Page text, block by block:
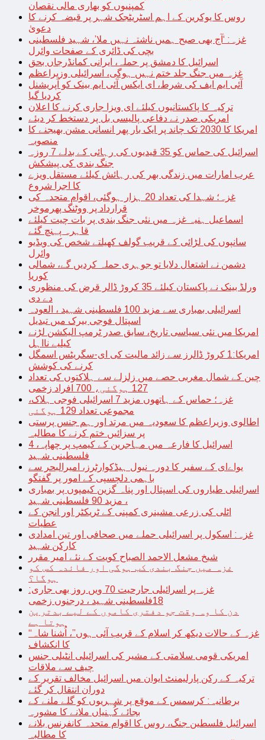
کمپنیوں کو بھاری مالی نقصان
روس کا یوکرین کے اہم اسٹریٹجک شہر پر قبضہ کرنے کا
دعویٰ
غزہ: ‘آج بھی صبح ہمیں ناشتہ نہیں ملا’، شہید فلسطینی
بچی کی ڈائری کے صفحات وائرل
اسرائیل کا دمشق پر حملہ، ایرانی کمانڈرجاں بحق
غزہ میں جنگ جلد ختم نہیں ہوگی، اسرائیلی وزیراعظم
آئی ایم ایف کی شرط، ای ایکس آئی ایم بینک کو آپریشنل
کردیا گیا
ترکیہ کا پاکستانیوں کیلئے ای ویزا جاری کرنے کا اعلان
امریکی صدر نے دفاعی پالیسی بل پر دستخط کر دیئے
امریکا کا 2030 تک چاند پر ایک بار پھر انسانی مشن بھیجنے کا
منصوبہ
اسرائیل کی حماس کو 35 قیدیوں کی رہائی کے بدلے 7 روزہ
جنگ بندی کی پیشکش
عرب امارات میں زندگی بھر کی رہائش کیلئے مستقل ویزے
کا اجرا شروع
غزہ؛ شہدا کی تعداد 20 ہزار ہوگئی، اقوام متحدہ کی
قرارداد پر ووٹنگ پھرموخر
اسماعیل ہنیہ غزہ میں نئی جنگ بندی پر بات چیت کیلئے
قاہرہ پہنچ گئے
سانپوں کی لڑائی کے قریب گولف کھیلتے شخص کی ویڈیو
وائرل
دشمن نے اشتعال دلایا تو جوہری حملہ کردیں گے، شمالی
کوریا
ورلڈ بینک نے پاکستان کیلئے 35 کروڑ ڈالر قرض کی منظوری
دے دی
اسرائیلی بمباری سے مزید 100 فلسطینی شہید ، العودہ
اسپتال فوجی بیرک میں تبدیل
امریکا میں نئی سیاسی تاریخ، سابق صدر ٹرمپ الیکشن لڑنے
کیلیے نااہل
امریکا:1 کروڑ ڈالرز سے زائد مالیت کی ای-سگریٹس اسمگل
کرنے کی کوشش
چین کے شمال مغربی حصے میں زلزلے سے ہلاکتوں کی تعداد
127 ہوگئی، 700 افراد زخمی
غزہ؛ حماس کے ہاتھوں مزید 7 اسرائیلی فوجی ہلاک،
مجموعی تعداد 129 ہوگئی
اطالوی وزیراعظم کا سعودیہ میں مرتد اور ہم جنس پرستی
پر سزائیں ختم کرنے کا مطالبہ
اسرائیل کا فارعہ میں مہاجرین کے کیمپ پر چھاپہ، 4
فلسطینی شہید
یواےای کے سفیر کا دورہ نیول ہیڈکوارٹرز، امیرالبحر سے
باہمی دلچسپی کے امور پر گفتگو
اسرائیلی طیاروں کی اسپتال اور پناہ گزین کیمپوں پر بمباری
، مزید 90 فلسطینی شہید
اٹلی کی زرعی مشینری کمپنی کے ٹریکٹر اور انجن کے
عطیات
غزہ: اسکول پر اسرائیلی حملے میں صحافی اور تین امدادی
کارکن شہید
شیخ مشعل الاحمد الصباح کویت کے نئے امیر مقرر
غزہ میں جنگ بندی کب ہوگی اور فائدہ کس کو
ہوگا؟
غزہ پر اسرائیلی جارحیت 70 ویں روز بھی جاری:
18فلسطینی شہید ، درجنوں زخمی
دن کا وہ وقت جو دفتری کاموں کے لیے بدترین
ہوتا ہے
“غزہ کے حالات دیکھ کر اسلام کے قریب آئی ہوں”، اُشنا شاہ
کا انکشاف
امریکی قومی سلامتی کے مشیر کی اسرائیلی انٹیلی جنس
چیف سے ملاقات
ترکیہ کے رکن پارلیمنٹ ایوان میں اسرائیل مخالف تقریر کے
دوران انتقال کر گئے
برطانیہ: کرسمس کے موقع پر شہریوں کو گلے ملنے کے
بجائے کُہنیاں ملانے کا مشورہ
اسرائیل فلسطین جنگ، روس کا اقوام متحدہ کانفرنس بلانے
کا مطالبہ